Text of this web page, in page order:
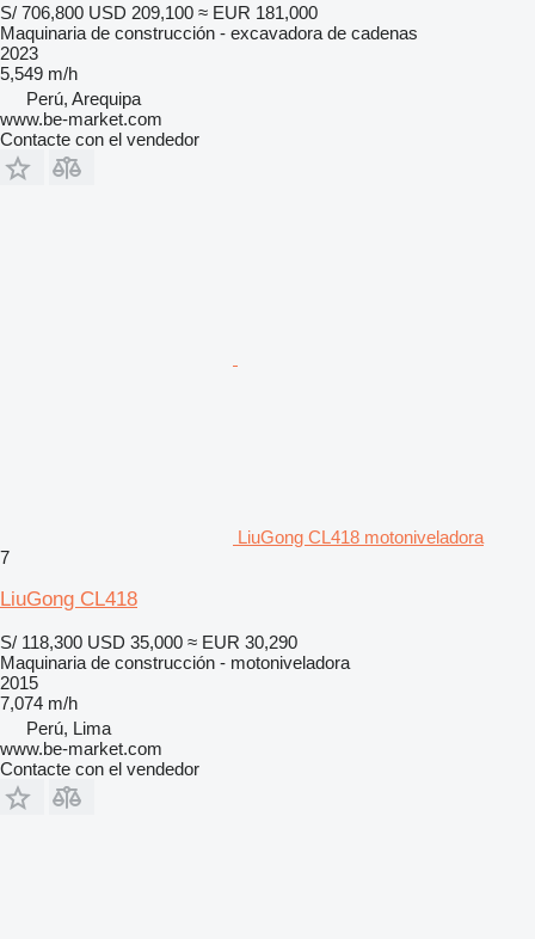
S/ 706,800 USD 209,100 ≈ EUR 181,000
Maquinaria de construcción - excavadora de cadenas
2023
5,549 m/h
Perú, Arequipa
www.be-market.com
Contacte con el vendedor
LiuGong CL418 motoniveladora
7
LiuGong CL418
S/ 118,300 USD 35,000 ≈ EUR 30,290
Maquinaria de construcción - motoniveladora
2015
7,074 m/h
Perú, Lima
www.be-market.com
Contacte con el vendedor